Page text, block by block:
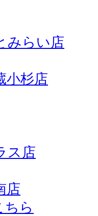
みらい店
小杉店
ス店
店
ちら